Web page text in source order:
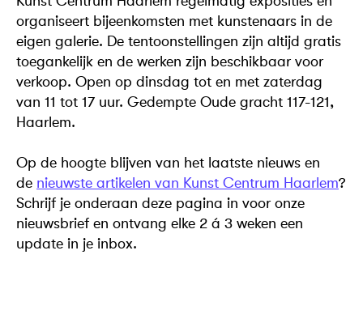
organiseert bijeenkomsten met kunstenaars in de
eigen galerie. De tentoonstellingen zijn altijd gratis
toegankelijk en de werken zijn beschikbaar voor
verkoop. Open op dinsdag tot en met zaterdag
van 11 tot 17 uur. Gedempte Oude gracht 117-121,
Haarlem.
Op de hoogte blijven van het laatste nieuws en
de nieuwste artikelen van Kunst Centrum Haarlem?
Schrijf je onderaan deze pagina in voor onze
nieuwsbrief en ontvang elke 2 á 3 weken een
update in je inbox.